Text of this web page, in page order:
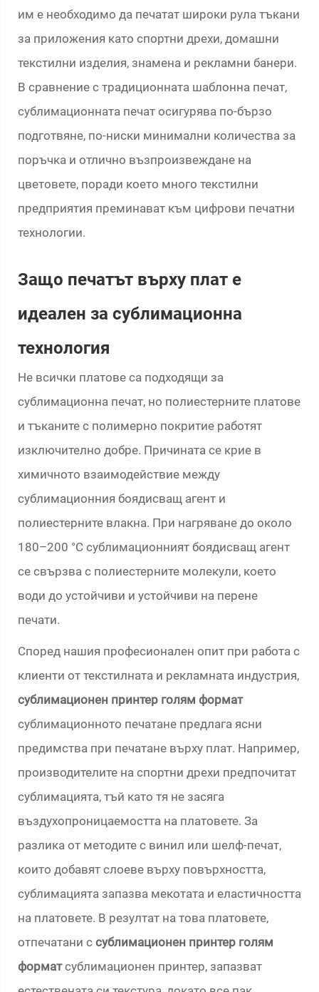
им е необходимо да печатат широки рула тъкани
за приложения като спортни дрехи, домашни
текстилни изделия, знамена и рекламни банери.
В сравнение с традиционната шаблонна печат,
сублимационната печат осигурява по-бързо
подготвяне, по-ниски минимални количества за
поръчка и отлично възпроизвеждане на
цветовете, поради което много текстилни
предприятия преминават към цифрови печатни
технологии.
Защо печатът върху плат е
идеален за сублимационна
технология
Не всички платове са подходящи за
сублимационна печат, но полиестерните платове
и тъканите с полимерно покритие работят
изключително добре. Причината се крие в
химичното взаимодействие между
сублимационния боядисващ агент и
полиестерните влакна. При нагряване до около
180–200 °C сублимационният боядисващ агент
се свързва с полиестерните молекули, което
води до устойчиви и устойчиви на перене
печати.
Според нашия професионален опит при работа с
клиенти от текстилната и рекламната индустрия,
сублимационен принтер голям формат
сублимационното печатане предлага ясни
предимства при печатане върху плат. Например,
производителите на спортни дрехи предпочитат
сублимацията, тъй като тя не засяга
въздухопроницаемостта на платовете. За
разлика от методите с винил или шелф-печат,
които добавят слоеве върху повърхността,
сублимацията запазва мекотата и еластичността
на платовете. В резултат на това платовете,
отпечатани с сублимационен принтер голям
форматсублимационен принтер, запазват